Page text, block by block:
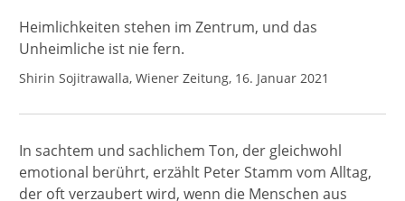
Heimlichkeiten stehen im Zentrum, und das
Unheimliche ist nie fern.
Shirin Sojitrawalla, Wiener Zeitung, 16. Januar 2021
In sachtem und sachlichem Ton, der gleichwohl
emotional berührt, erzählt Peter Stamm vom Alltag,
der oft verzaubert wird, wenn die Menschen aus